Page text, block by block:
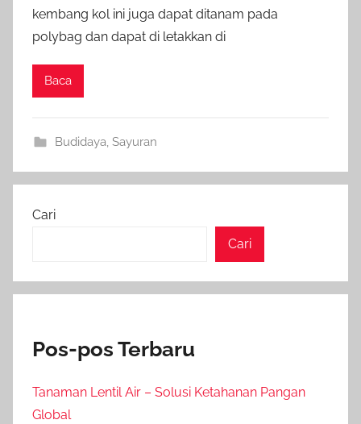
kembang kol ini juga dapat ditanam pada
polybag dan dapat di letakkan di
Baca
Budidaya Sayuran
Cari
Cari
Pos-pos Terbaru
Tanaman Lentil Air – Solusi Ketahanan Pangan
Global